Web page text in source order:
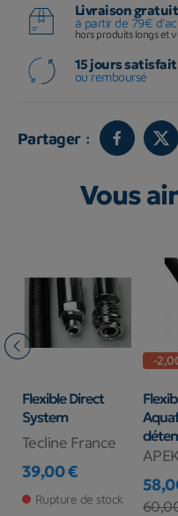
Livraison
à partir de 79€
hors produits longs et
15 jours satisfait
ou remboursé
Partager :
Vous
Flexible Direct
System
Tecline France
Prix
39,00 €
Rupture de stock
-
Prix
Prix